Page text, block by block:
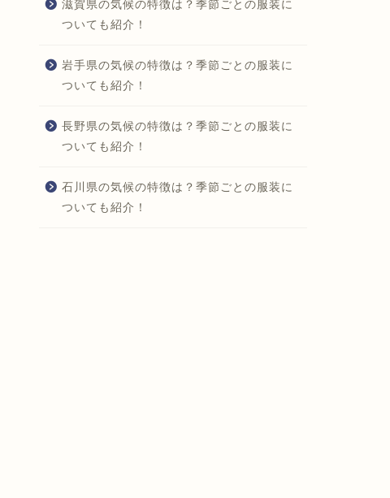
滋賀県の気候の特徴は？季節ごとの服装に
ついても紹介！
岩手県の気候の特徴は？季節ごとの服装に
ついても紹介！
長野県の気候の特徴は？季節ごとの服装に
ついても紹介！
石川県の気候の特徴は？季節ごとの服装に
ついても紹介！